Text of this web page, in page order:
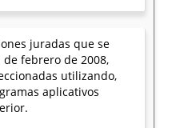
juradas que se
febrero de 2008,
utilizando,
aplicativos